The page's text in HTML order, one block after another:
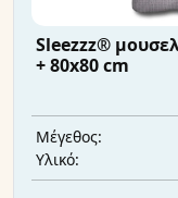
Sleezzz®
+ 80x80 cm
Μέγεθος:
Υλικό: